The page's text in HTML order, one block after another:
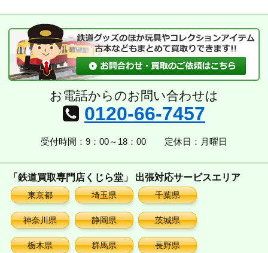
ブ
お電話からのお問い合わせは
0120-66-7457
受付時間：9：00～18：00 定休日：月曜日
「鉄道買取専門店くじら堂」 出張対応サービスエリア
東京都 埼玉県 千葉県
神奈川県 静岡県 茨城県
栃木県 群馬県 長野県